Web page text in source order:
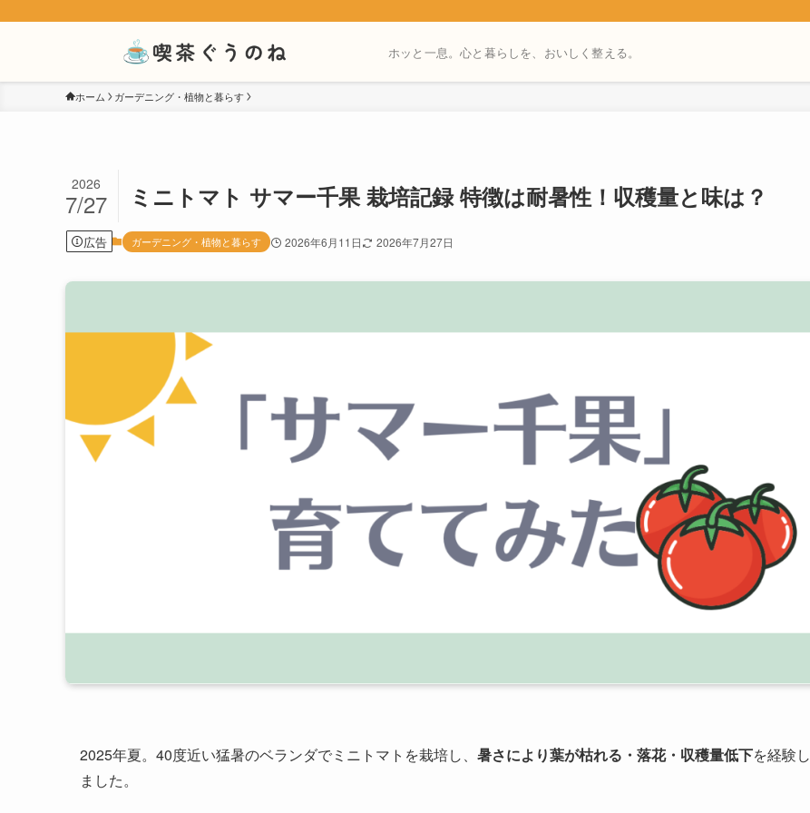
ホッと一息。心と暮らしを、おいしく整える。
ホーム ガーデニング・植物と暮らす
ミニトマト サマー千果 栽培記録 特徴は耐暑性！収穫量と味は？
2026
7/27
広告 ガーデニング・植物と暮らす 2026年6月11日 2026年7月27日
2025年夏。40度近い猛暑のベランダでミニトマトを栽培し、 暑さにより葉が枯れる・落花・収穫量低下を経験し
ました。